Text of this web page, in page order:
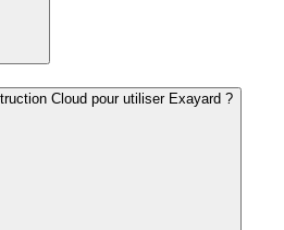
Cloud pour utiliser Exayard ?